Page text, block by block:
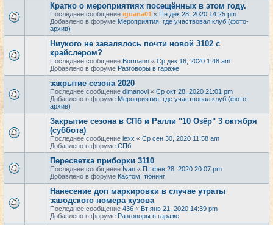
Кратко о мероприятиях посещённых в этом году.
Последнее сообщение iguana01 « Пн дек 28, 2020 14:25 pm
Добавлено в форуме Мероприятия, где участвовал клуб (фото-
архив)
Ниукого не завалялось почти новой 3102 с
крайслером?
Последнее сообщение Bormann « Ср дек 16, 2020 1:48 am
Добавлено в форуме Разговоры в гараже
закрытие сезона 2020
Последнее сообщение dimanovi « Ср окт 28, 2020 21:01 pm
Добавлено в форуме Мероприятия, где участвовал клуб (фото-
архив)
Закрытие сезона в СПб и Ралли "10 Озёр" 3 октября
(суббота)
Последнее сообщение lexx « Ср сен 30, 2020 11:58 am
Добавлено в форуме СПб
Пересветка приборки 3110
Последнее сообщение Ivan « Пт фев 28, 2020 20:07 pm
Добавлено в форуме Кастом, тюнинг
Нанесение доп маркировки в случае утраты
заводского номера кузова
Последнее сообщение 436 « Вт янв 21, 2020 14:39 pm
Добавлено в форуме Разговоры в гараже